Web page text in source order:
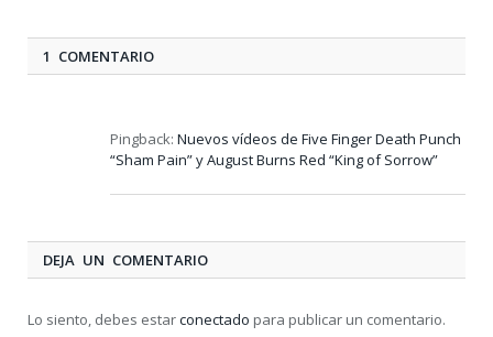
1 COMENTARIO
Pingback: Nuevos vídeos de Five Finger Death Punch
“Sham Pain” y August Burns Red “King of Sorrow”
DEJA UN COMENTARIO
Lo siento, debes estarconectado para publicar un comentario.